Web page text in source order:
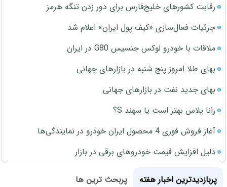
رقابت کشورهای خلیج‌فارس برای دور زدن تنگه هرمز
جزئیات فعال‌سازی «کیف پول ایران» اعلام شد
ملاقات با خودرو لوکس جنسیس G80 در ایران
بهای طلا امروز پنج شنبه در بازارهای جهانی
بهای جدید نفت در بازارهای جهانی
رانا پلاس بهتر است یا سهند S؟
آغاز فروش فوری 4 محصول ایران خودرو در نمایندگی‌ها
دلیل افزایش قیمت خودروهای برقی در بازار
پربازدیدترین اخبار هفته
پربحث ترین ها